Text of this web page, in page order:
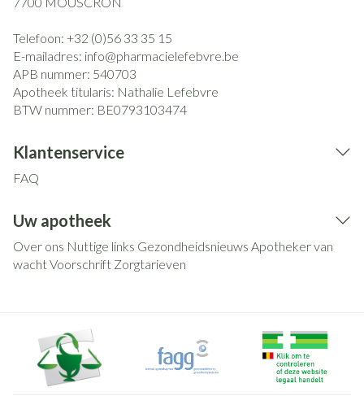
Telefoon: +32 (0)56 33 35 15
E-mailadres: info@pharmacielefebvre.be
APB nummer: 540703
Apotheek titularis: Nathalie Lefebvre
BTW nummer: BE0793103474
Klantenservice
FAQ
Uw apotheek
Over ons Nuttige links Gezondheidsnieuws Apotheker van
wachtVoorschrift Zorgtarieven